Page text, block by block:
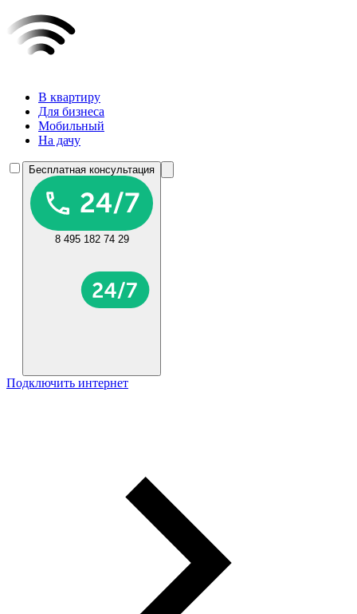
В квартиру
Для бизнеса
Мобильный
На дачу
Бесплатная консультация
8 495 182 74 29
Подключить интернет